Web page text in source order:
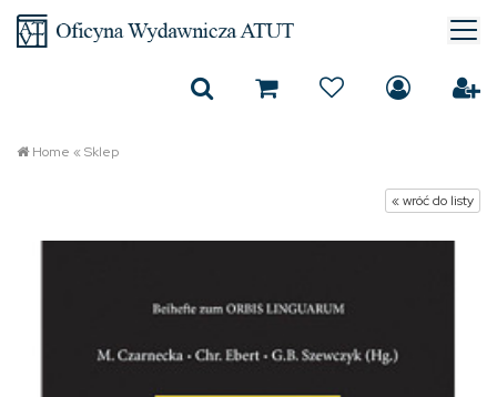
Home «Sklep
« wróć do listy